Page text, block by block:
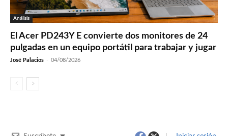
Análisis
El Acer PD243Y E convierte dos monitores de 24
pulgadas en un equipo portátil para trabajar y jugar
José Palacios - 04/08/2026